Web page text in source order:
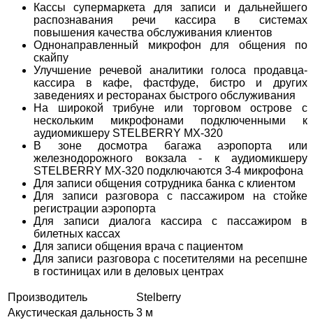
Кассы супермаркета для записи и дальнейшего
распознавания речи кассира в системах
повышения качества обслуживания клиентов
Однонаправленный микрофон для общения по
скайпу
Улучшение речевой аналитики голоса продавца-
кассира в кафе, фастфуде, бистро и других
заведениях и ресторанах быстрого обслуживания
На широкой трибуне или торговом острове с
нескольким микрофонами подключенными к
аудиомикшеру STELBERRY MX-320
В зоне досмотра багажа аэропорта или
железнодорожного вокзала - к аудиомикшеру
STELBERRY MX-320 подключаются 3-4 микрофона
Для записи общения сотрудника банка с клиентом
Для записи разговора с пассажиром на стойке
регистрации аэропорта
Для записи диалога кассира с пассажиром в
билетных кассах
Для записи общения врача с пациентом
Для записи разговора с посетителями на ресепшне
в гостиницах или в деловых центрах
Производитель
Stelberry
Акустическая дальность 3 м